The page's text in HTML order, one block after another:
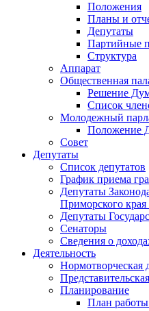
Положения
Планы и
Депутаты
Партийные
Структура
Аппарат
Общественная
Решение
Список
Молодежный
Положение
Совет
Депутаты
Список депутатов
График приема
Депутаты
Приморского
Депутаты
Сенаторы
Сведения о
Деятельность
Нормотворческая
Планирование
План